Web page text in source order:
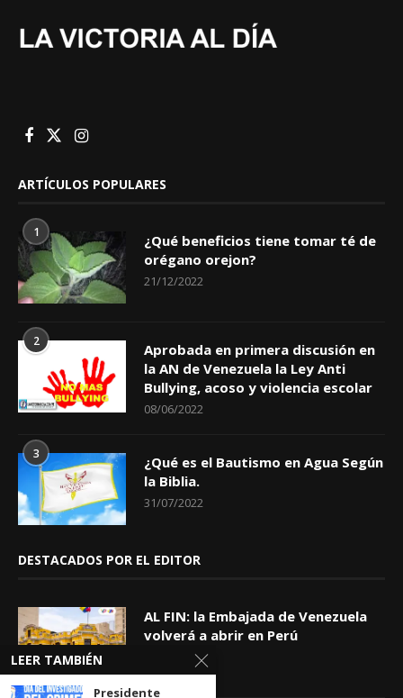
ARTÍCULOS POPULARES
1
¿Qué beneficios tiene tomar té de
orégano orejon?
21/12/2022
2
Aprobada en primera discusión en
la AN de Venezuela la Ley Anti
Bullying, acoso y violencia escolar
08/06/2022
3
¿Qué es el Bautismo en Agua Según
la Biblia.
31/07/2022
DESTACADOS POR EL EDITOR
AL FIN: la Embajada de Venezuela
volverá a abrir en Perú
06/08/2026
LEER TAMBIÉN
Presidente